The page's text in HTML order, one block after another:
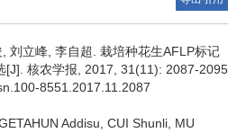
刘立峰, 李自超. 栽培种花生AFLP标记
[J]. 核农学报, 2017, 31(11): 2087-2095
8551.2017.11.2087
Addisu, CUI Shunli, MU